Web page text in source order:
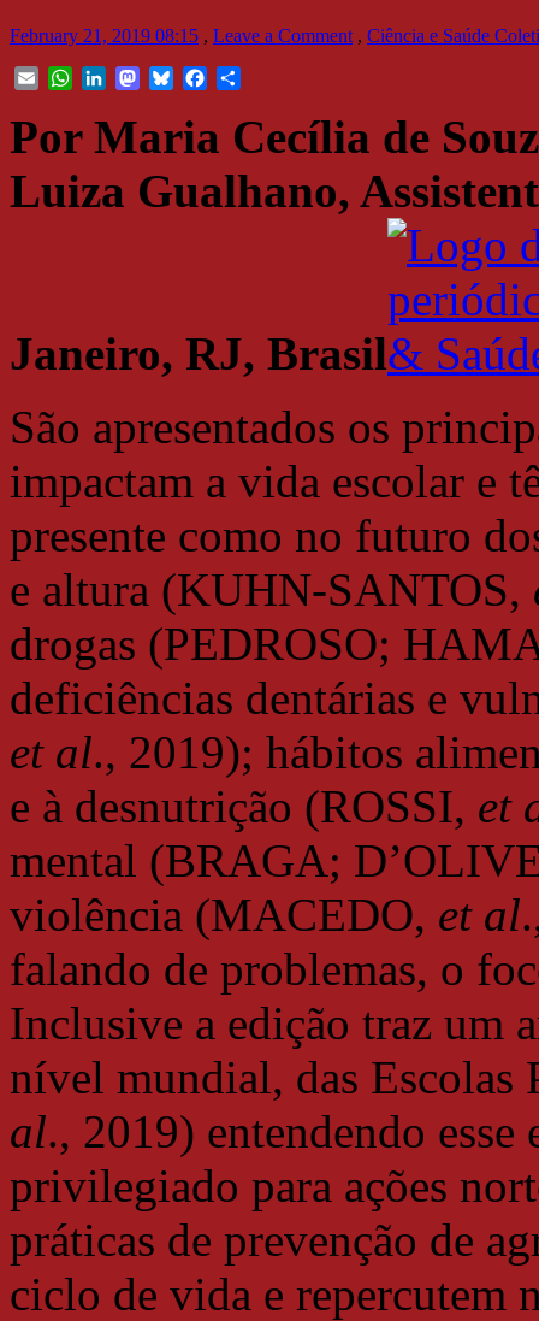
February 21, 2019 08:15 , Leave a Comment , Ciência e Saúde
Email WhatsApp
LinkedInMastodonBlueskyFacebook
Por Maria Cecília de
Luiza Gualhano,
Janeiro, RJ, Brasil
São apresentados os
impactam a vida escolar e
presente como no futuro
e altura (KUHN-SANTOS,
drogas (PEDROSO;
deficiências dentárias e
et al., 2019); hábitos
e à desnutrição (ROSSI, et
mental (BRAGA;
violência (MACEDO, et al
falando de problemas, o
Inclusive a edição traz um
nível mundial, das Escolas
al., 2019) entendendo
privilegiado para ações
práticas de prevenção de
ciclo de vida e repercutem